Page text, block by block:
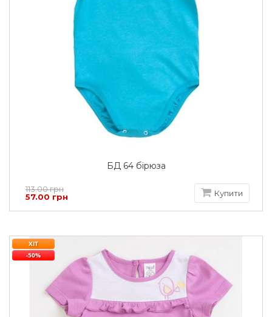
БД 64 бірюза
113.00 грн
57.00 грн
Купити
ХІТ
-50%